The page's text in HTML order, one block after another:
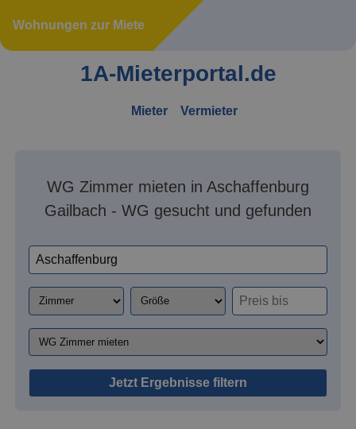
Wohnungen zur Miete
1A-Mieterportal.de
Mieter Vermieter
WG Zimmer mieten in Aschaffenburg
Gailbach - WG gesucht und gefunden
Jetzt Ergebnisse filtern